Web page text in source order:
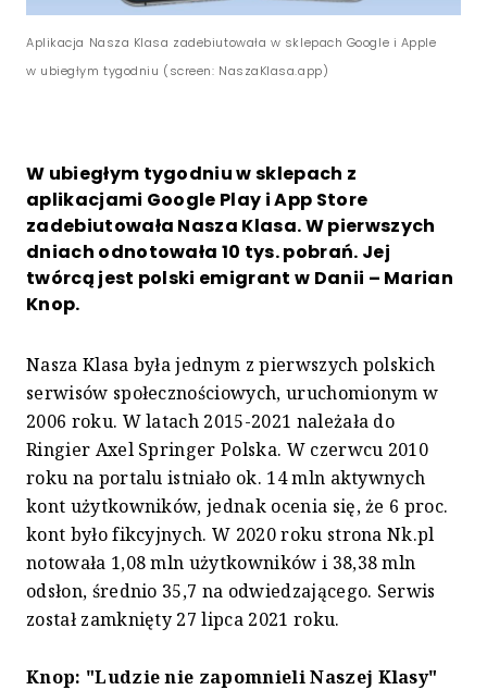
Aplikacja Nasza Klasa zadebiutowała w sklepach Google i Apple
w ubiegłym tygodniu (screen: NaszaKlasa.app)
W ubiegłym tygodniu w sklepach z
aplikacjami Google Play i App Store
zadebiutowała Nasza Klasa. W pierwszych
dniach odnotowała 10 tys. pobrań. Jej
twórcą jest polski emigrant w Danii – Marian
Knop.
Nasza Klasa była jednym z pierwszych polskich
serwisów społecznościowych, uruchomionym w
2006 roku. W latach 2015-2021 należała do
Ringier Axel Springer Polska. W czerwcu 2010
roku na portalu istniało ok. 14 mln aktywnych
kont użytkowników, jednak ocenia się, że 6 proc.
kont było fikcyjnych. W 2020 roku strona Nk.pl
notowała 1,08 mln użytkowników i 38,38 mln
odsłon, średnio 35,7 na odwiedzającego. Serwis
został zamknięty 27 lipca 2021 roku.
Knop: "Ludzie nie zapomnieli Naszej Klasy"